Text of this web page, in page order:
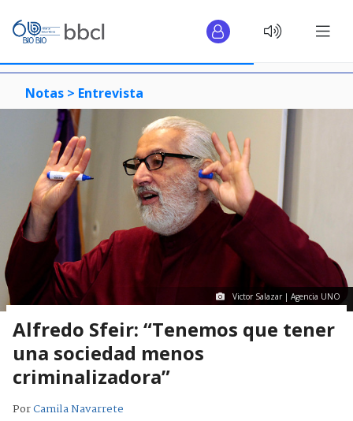
Notas > Entrevista
Victor Salazar | Agencia UNO
Alfredo Sfeir: “Tenemos que tener
una sociedad menos
criminalizadora”
PorCamila Navarrete